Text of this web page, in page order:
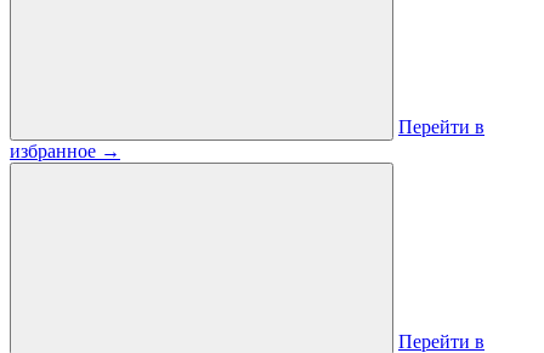
Перейти в
избранное →
Перейти в